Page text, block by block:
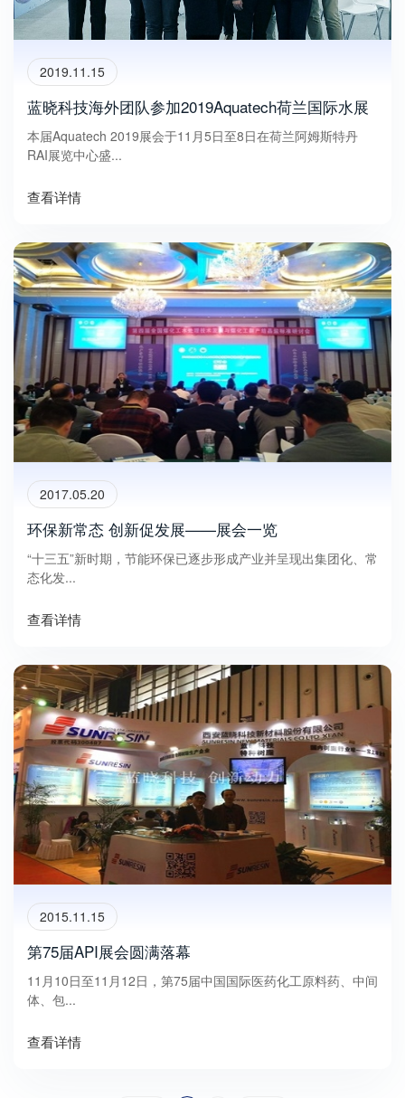
2019.11.15
蓝晓科技海外团队参加2019Aquatech荷兰国际水展
本届Aquatech 2019展会于11月5日至8日在荷兰阿姆斯特丹
RAI展览中心盛...
查看详情
2017.05.20
环保新常态 创新促发展——展会一览
“十三五”新时期，节能环保已逐步形成产业并呈现出集团化、常
态化发...
查看详情
2015.11.15
第75届API展会圆满落幕
11月10日至11月12日，第75届中国国际医药化工原料药、中间
体、包...
查看详情